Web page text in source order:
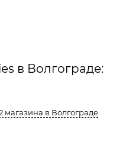
в Волгограде:
магазина в Волгограде